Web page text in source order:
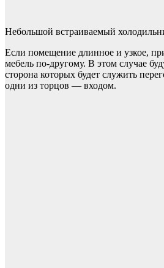
Небольшой встраиваемый
Если помещение длинное и узкое,
мебель по-другому. В этом случае
сторона которых будет служить
одни из торцов — входом.